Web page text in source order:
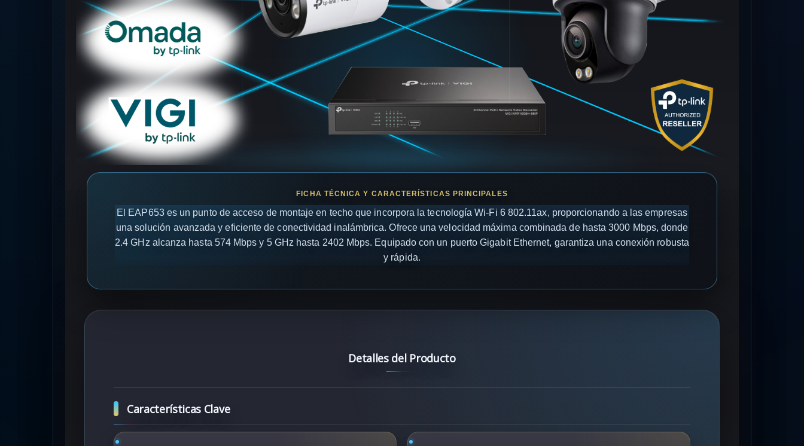
El EAP653 es un punto de acceso de montaje en techo que incorpora la tecnología Wi-Fi 6 802.11ax, proporcionando a las empresas
una solución avanzada y eficiente de conectividad inalámbrica. Ofrece una velocidad máxima combinada de hasta 3000 Mbps, donde
2.4 GHz alcanza hasta 574 Mbps y 5 GHz hasta 2402 Mbps. Equipado con un puerto Gigabit Ethernet, garantiza una conexión robusta
y rápida.
Detalles del Producto
Características Clave